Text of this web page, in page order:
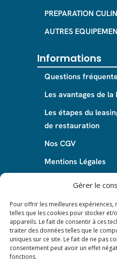
Gérer le
Pour offrir les meilleures
telles que les cookies pour stocker
appareils. Le fait de consentir à ces
traiter des données telles que le
uniques sur ce site. Le fait de ne pas
consentement peut avoir un effet
fonctions.
PREPARATION
AUTRES
Informations
Questions
Les avantages de la
Les étapes du
de restauration
Nos CGV
Mentions Légales
© 2024 All rights reserved.